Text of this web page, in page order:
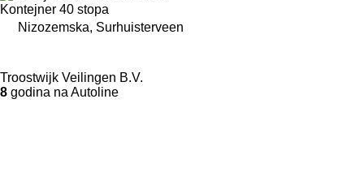
Kontejner 40 stopa
Nizozemska, Surhuisterveen
Troostwijk Veilingen B.V.
8 godina na Autoline